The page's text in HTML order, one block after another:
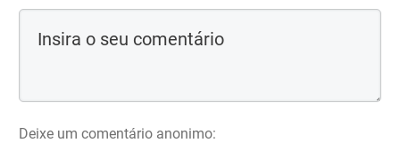
Deixe um comentário anonimo: